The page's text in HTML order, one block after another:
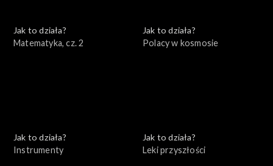
Jak to działa?
Matematyka, cz. 2
Jak to działa?
Polacy w kosmosie
Jak to działa?
Instrumenty
Jak to działa?
Leki przyszłości